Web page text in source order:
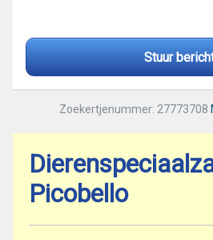
Stuur
Zoekertjenummer: 27773708
Picobello